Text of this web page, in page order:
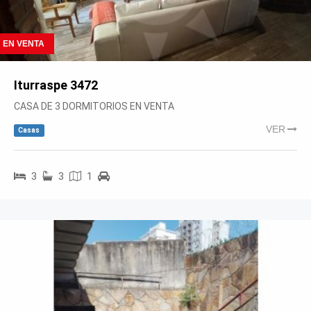
EN VENTA
Iturraspe 3472
CASA DE 3 DORMITORIOS EN VENTA
Casas VER
3 3 1